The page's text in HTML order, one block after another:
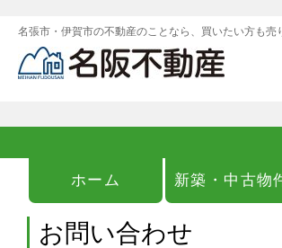
名張市・伊賀市の不動産のことなら、買いたい方も売
ホーム 新築・中古物
お問い合わせ